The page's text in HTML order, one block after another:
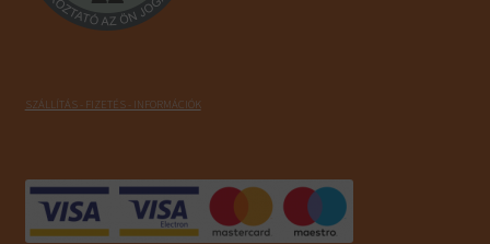
SZÁLLÍTÁS - FIZETÉS - INFORMÁCIÓK